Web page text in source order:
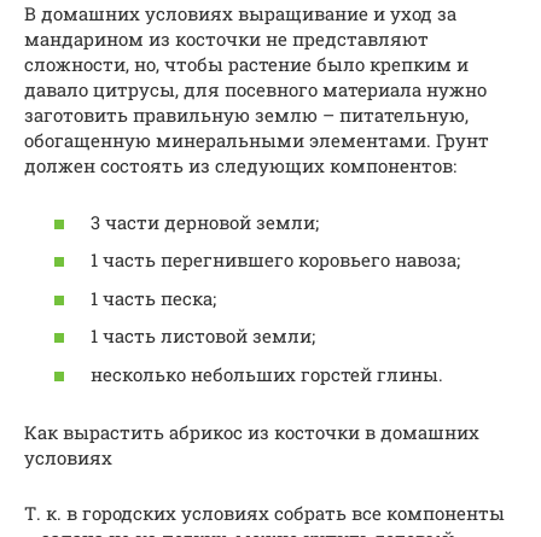
В домашних условиях выращивание и уход за
мандарином из косточки не представляют
сложности, но, чтобы растение было крепким и
давало цитрусы, для посевного материала нужно
заготовить правильную землю – питательную,
обогащенную минеральными элементами. Грунт
должен состоять из следующих компонентов:
3 части дерновой земли;
1 часть перегнившего коровьего навоза;
1 часть песка;
1 часть листовой земли;
несколько небольших горстей глины.
Как вырастить абрикос из косточки в домашних
условиях
Т. к. в городских условиях собрать все компоненты